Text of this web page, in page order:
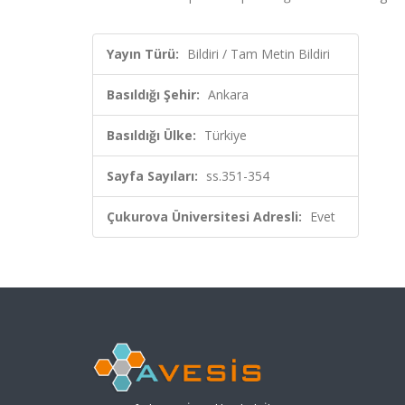
Yayın Türü: Bildiri / Tam Metin Bildiri
Basıldığı Şehir: Ankara
Basıldığı Ülke: Türkiye
Sayfa Sayıları: ss.351-354
Çukurova Üniversitesi Adresli: Evet